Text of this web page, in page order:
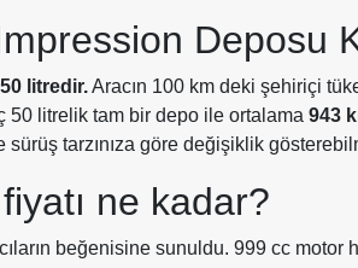
Deposu
litredir.Aracın 100 km deki şehiriçi
50 litrelik tam bir depo ile ortalama 943
sürüş tarzınıza göre değişiklik
ne kadar?
beğenisine sunuldu. 999 cc motor